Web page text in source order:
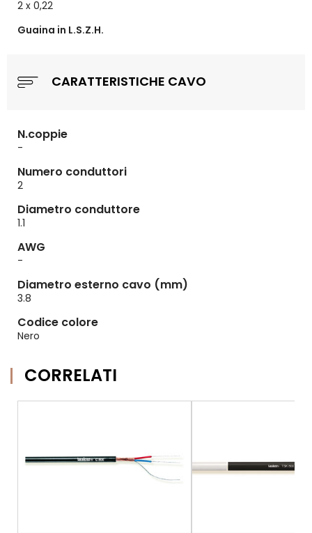
2 x 0,22
Guaina in L.S.Z.H.
CARATTERISTICHE CAVO
N.coppie
-
Numero conduttori
2
Diametro conduttore
1.1
AWG
-
Diametro esterno cavo (mm)
3.8
Codice colore
Nero
CORRELATI